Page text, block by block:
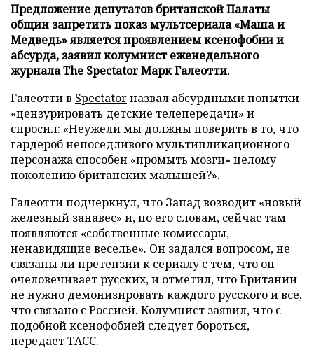
Предложение депутатов британской Палаты
общин запретить показ мультсериала «Маша и
Медведь» является проявлением ксенофобии и
абсурда, заявил колумнист еженедельного
журнала The Spectator Марк Галеотти.
Галеотти в Spectatorназвал абсурдными попытки
«цензурировать детские телепередачи» и
спросил: «Неужели мы должны поверить в то, что
гардероб непоседливого мультипликационного
персонажа способен «промыть мозги» целому
поколению британских малышей?».
Галеотти подчеркнул, что Запад возводит «новый
железный занавес» и, по его словам, сейчас там
появляются «собственные комиссары,
ненавидящие веселье». Он задался вопросом, не
связаны ли претензии к сериалу с тем, что он
очеловечивает русских, и отметил, что Британии
не нужно демонизировать каждого русского и все,
что связано с Россией. Колумнист заявил, что с
подобной ксенофобией следует бороться,
передаетТАСС.